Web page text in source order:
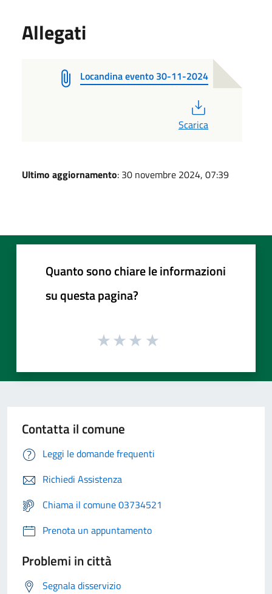
Allegati
Locandina evento 30-11-2024
Scarica
Ultimo aggiornamento: 30 novembre 2024, 07:39
Quanto sono chiare le informazioni
su questa pagina?
Contatta il comune
Leggi le domande frequenti
Richiedi Assistenza
Chiama il comune 03734521
Prenota un appuntamento
Problemi in città
Segnala disservizio